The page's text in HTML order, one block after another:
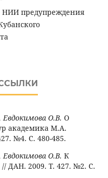
предупреждения
О.В. О
академика М.А.
№4. С. 480-485.
О.В. К
ДАН. 2009. Т. 427. №2. С.